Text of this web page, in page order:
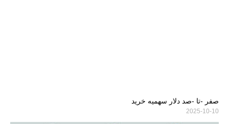
صفر -تا -صد دلار سهمیه خرید
2025-10-10